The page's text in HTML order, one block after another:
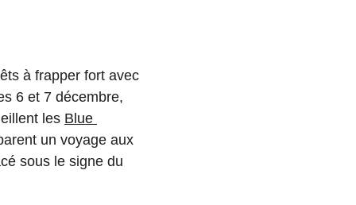
à frapper fort avec
6 et 7 décembre,
les Blue
un voyage aux
sous le signe du